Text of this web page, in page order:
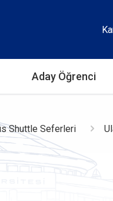
Aday Öğrenci
Shuttle Seferleri